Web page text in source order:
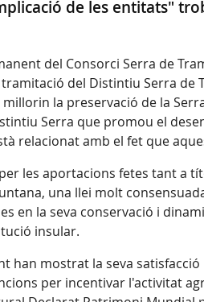
de les entitats"
del Consorci Serra de
del Distintiu Serra
la preservació de la
Serra que promou el
relacionat amb el fet que
les aportacions fetes tant a
una llei molt
en la seva conservació i
insular.
han mostrat la seva
per incentivar l'activitat